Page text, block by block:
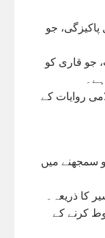
جو
جو قاری کو
روایات کے
سمجھنے میں
کا ذریعہ۔
کرنے کے